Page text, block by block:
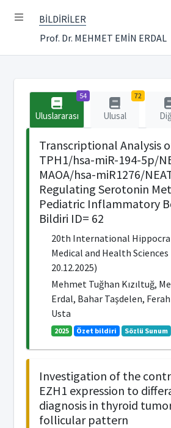
BİLDİRİLER
Prof. Dr. MEHMET EMİN ERDAL
54
Uluslararası
72
Ulusal
Transcriptional Analysis
TPH1/hsa-miR-194-5p/
MAOA/hsa-miR1276/
Regulating Serotonin
Pediatric Inflammatory
Bildiri ID= 62
20th International
Medical and Health Sciences
20.12.2025)
Mehmet Tuğhan Kızıltuğ,
Erdal, Bahar Taşdelen,
Usta
2025 Özet bildiri Sözlü Sunum
Investigation of the
EZH1 expression to
diagnosis in thyroid
follicular pattern